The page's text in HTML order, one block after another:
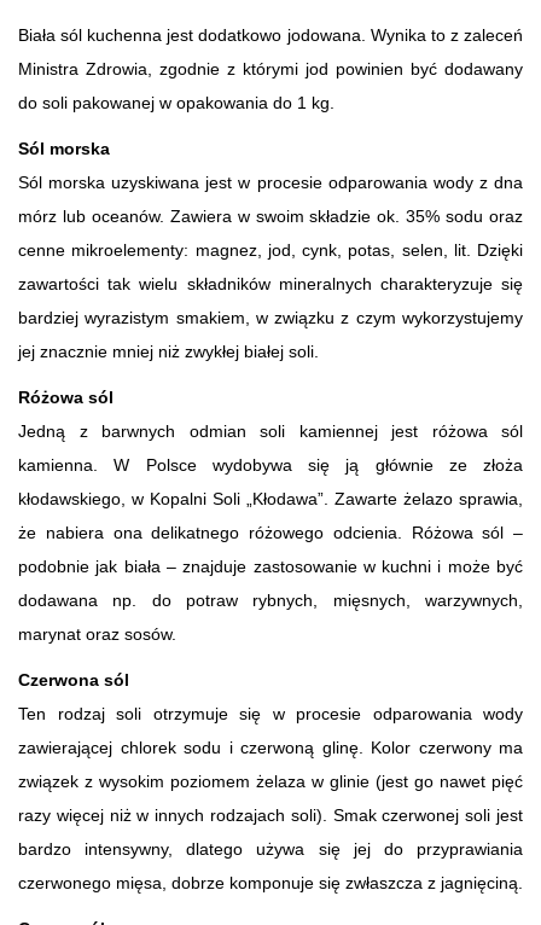
Biała sól kuchenna jest dodatkowo jodowana. Wynika to z zaleceń
Ministra Zdrowia, zgodnie z którymi jod powinien być dodawany
do soli pakowanej w opakowania do 1 kg.
Sól morska
Sól morska uzyskiwana jest w procesie odparowania wody z dna
mórz lub oceanów. Zawiera w swoim składzie ok. 35% sodu oraz
cenne mikroelementy: magnez, jod, cynk, potas, selen, lit. Dzięki
zawartości tak wielu składników mineralnych charakteryzuje się
bardziej wyrazistym smakiem, w związku z czym wykorzystujemy
jej znacznie mniej niż zwykłej białej soli.
Różowa sól
Jedną z barwnych odmian soli kamiennej jest różowa sól
kamienna. W Polsce wydobywa się ją głównie ze złoża
kłodawskiego, w Kopalni Soli „Kłodawa”. Zawarte żelazo sprawia,
że nabiera ona delikatnego różowego odcienia. Różowa sól –
podobnie jak biała – znajduje zastosowanie w kuchni i może być
dodawana np. do potraw rybnych, mięsnych, warzywnych,
marynat oraz sosów.
Czerwona sól
Ten rodzaj soli otrzymuje się w procesie odparowania wody
zawierającej chlorek sodu i czerwoną glinę. Kolor czerwony ma
związek z wysokim poziomem żelaza w glinie (jest go nawet pięć
razy więcej niż w innych rodzajach soli). Smak czerwonej soli jest
bardzo intensywny, dlatego używa się jej do przyprawiania
czerwonego mięsa, dobrze komponuje się zwłaszcza z jagnięciną.